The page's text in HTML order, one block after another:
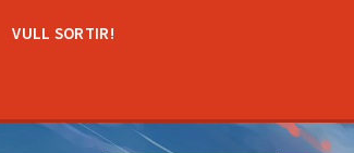
VULL SORTIR!